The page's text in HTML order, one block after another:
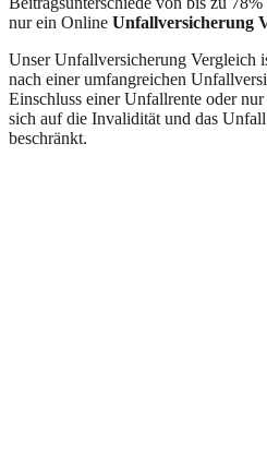
nur ein Online Unfallversicherung
Unser Unfallversicherung Vergleich
nach einer umfangreichen
Einschluss einer Unfallrente oder
sich auf die Invalidität und das
beschränkt.